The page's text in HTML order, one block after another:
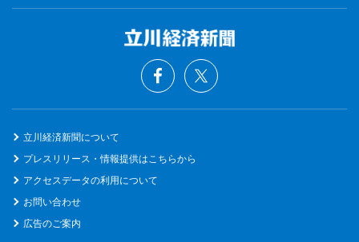
立川経済新聞について
プレスリリース・情報提供はこちらから
アクセスデータの利用について
お問い合わせ
広告のご案内